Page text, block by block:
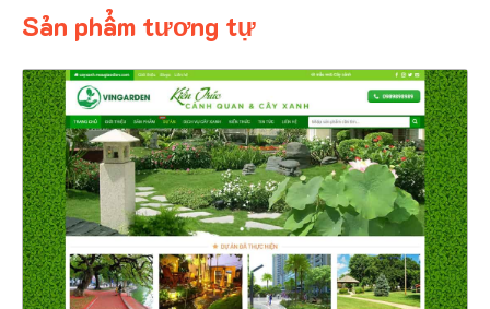
Sản phẩm tương tự
4352